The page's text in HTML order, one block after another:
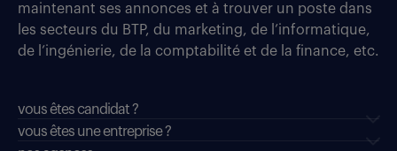
maintenant ses annonces et à trouver un poste dans
les secteurs du BTP, du marketing, de l’informatique,
de l’ingénierie, de la comptabilité et de la finance, etc.
vous êtes candidat ?
vous êtes une entreprise ?